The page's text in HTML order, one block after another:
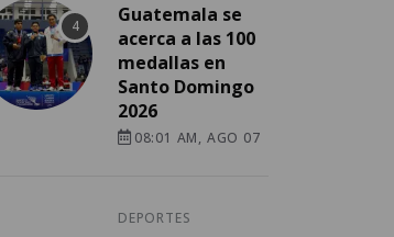
Guatemala se
acerca a las 100
medallas en
Santo Domingo
2026
08:01 AM, AGO 07
DEPORTES